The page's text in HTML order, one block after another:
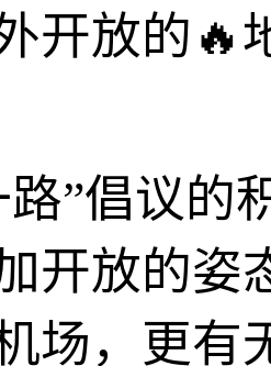
开放的🔥
路”倡议的
开放的姿
场，更有